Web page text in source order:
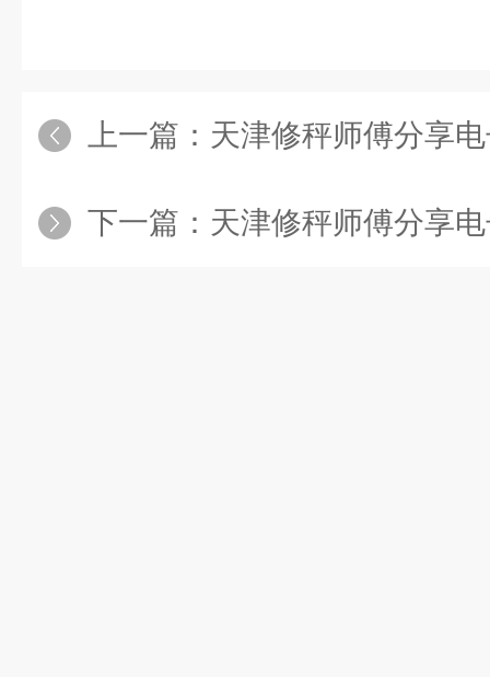
上一篇： 天津修秤师傅分享
下一篇： 天津修秤师傅分享